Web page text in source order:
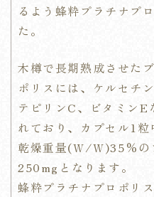
るよう蜂粋プラチナプ
た。
木樽で長期熟成させた
ポリスには、ケルセチ
テピリンC、ビタミンE
れており、カプセル1粒
乾燥重量(W/W)35%の
250mgとなります。
蜂粋プラチナプロポリ